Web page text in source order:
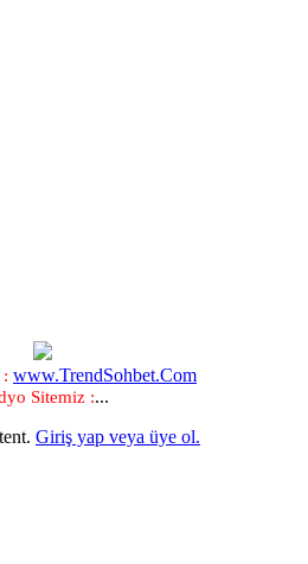
www.TrendSohbet.Com
Sitemiz :...​
Giriş yap veya üye ol.